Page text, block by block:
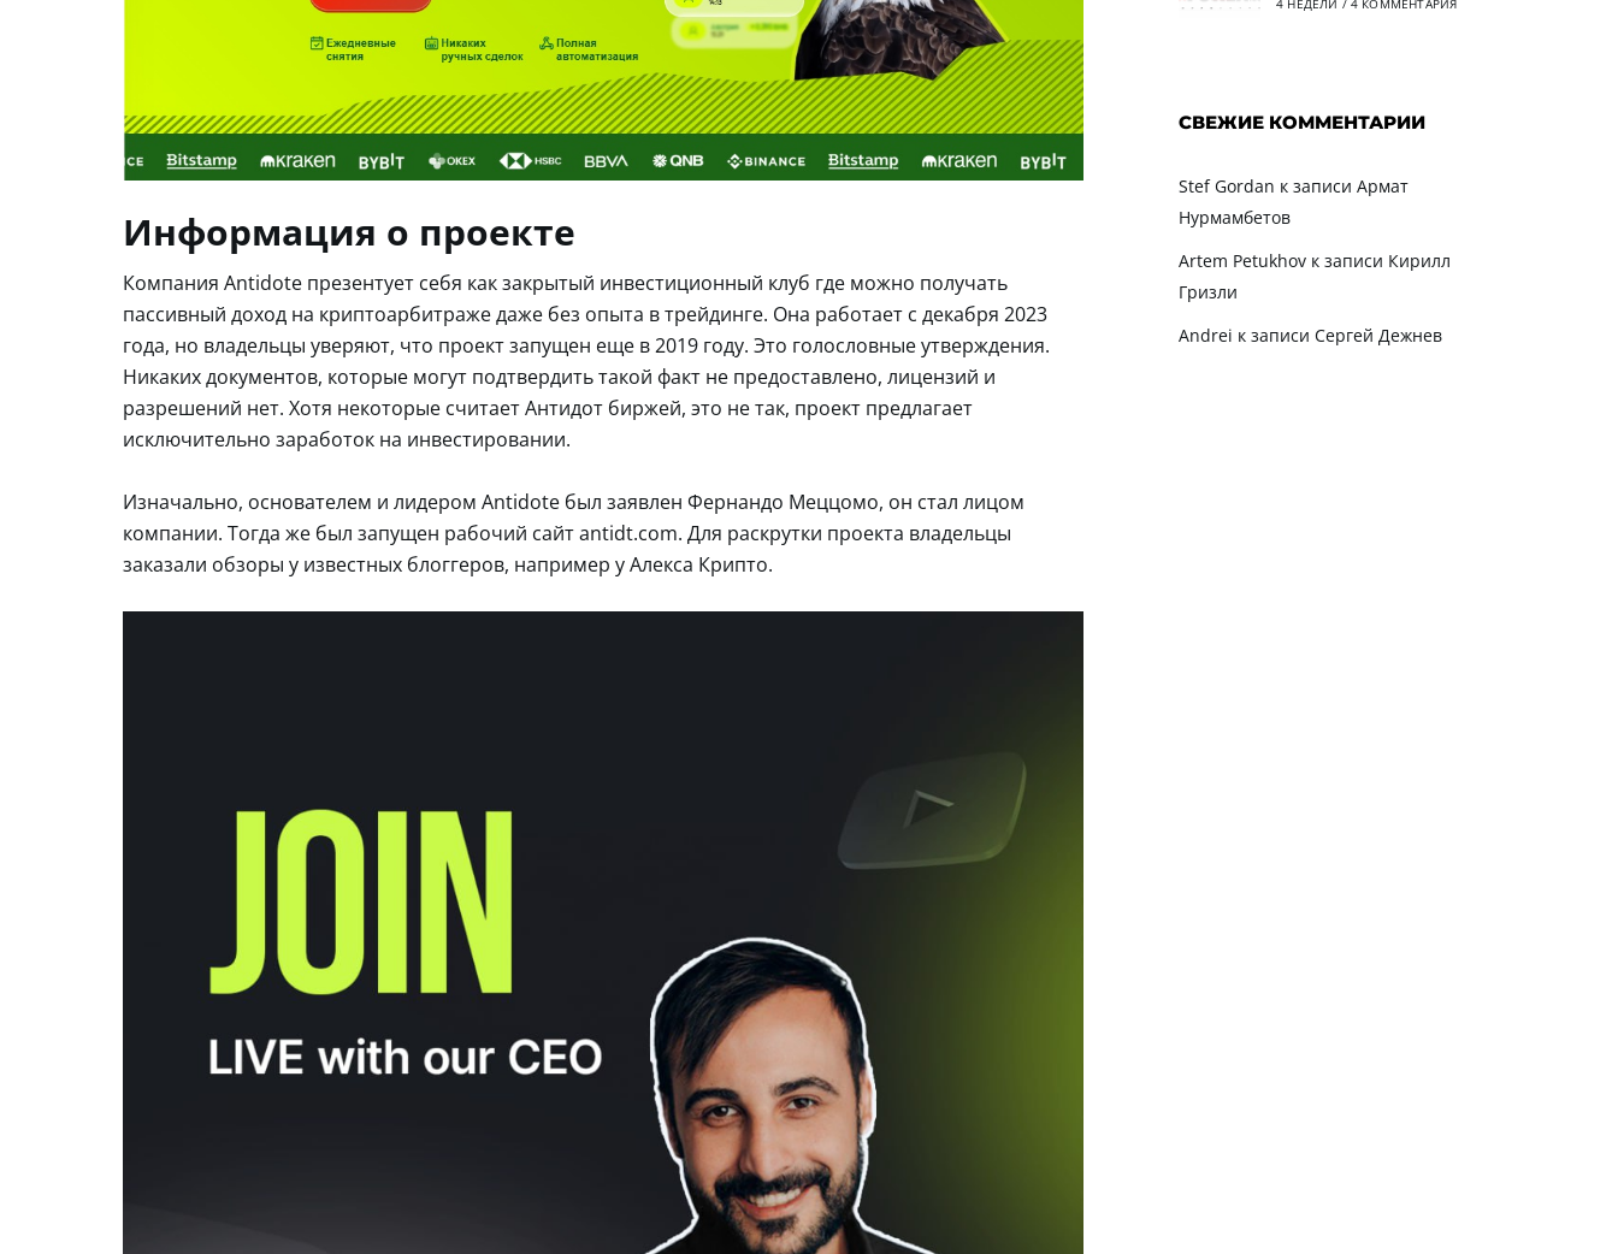
Информация о проекте
Компания Antidote презентует себя как закрытый инвестиционный клуб где можно получать
пассивный доход на криптоарбитраже даже без опыта в трейдинге. Она работает с декабря 2023
года, но владельцы уверяют, что проект запущен еще в 2019 году. Это голословные утверждения.
Никаких документов, которые могут подтвердить такой факт не предоставлено, лицензий и
разрешений нет. Хотя некоторые считает Антидот биржей, это не так, проект предлагает
исключительно заработок на инвестировании.
Изначально, основателем и лидером Antidote был заявлен Фернандо Меццомо, он стал лицом
компании. Тогда же был запущен рабочий сайт antidt.com. Для раскрутки проекта владельцы
заказали обзоры у известных блоггеров, например у Алекса Крипто.
СВЕЖИЕ КОММЕНТАРИИ
Stef Gordan к записи Армат
Нурмамбетов
Artem Petukhovк записи Кирилл
Гризли
Andrei к записи Сергей Дежнев